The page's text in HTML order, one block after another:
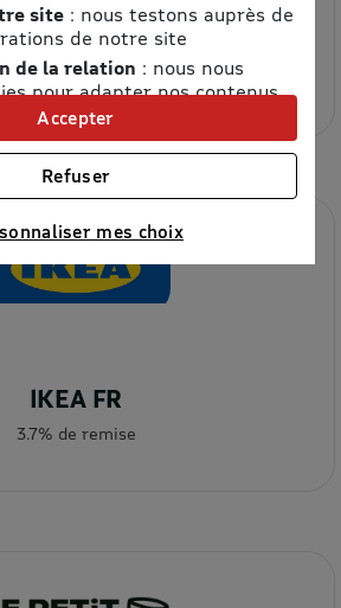
Etam
8.5% de remise
IKEA FR
3.7% de remise
site: nous testons auprès de
de notre site
de la relation : nous nous
pour adapter nos contenus
nos offres
: nous utilisons avec nos
pour afficher des
cookies et la liste de nos
mes choix
Refuser
Accepter